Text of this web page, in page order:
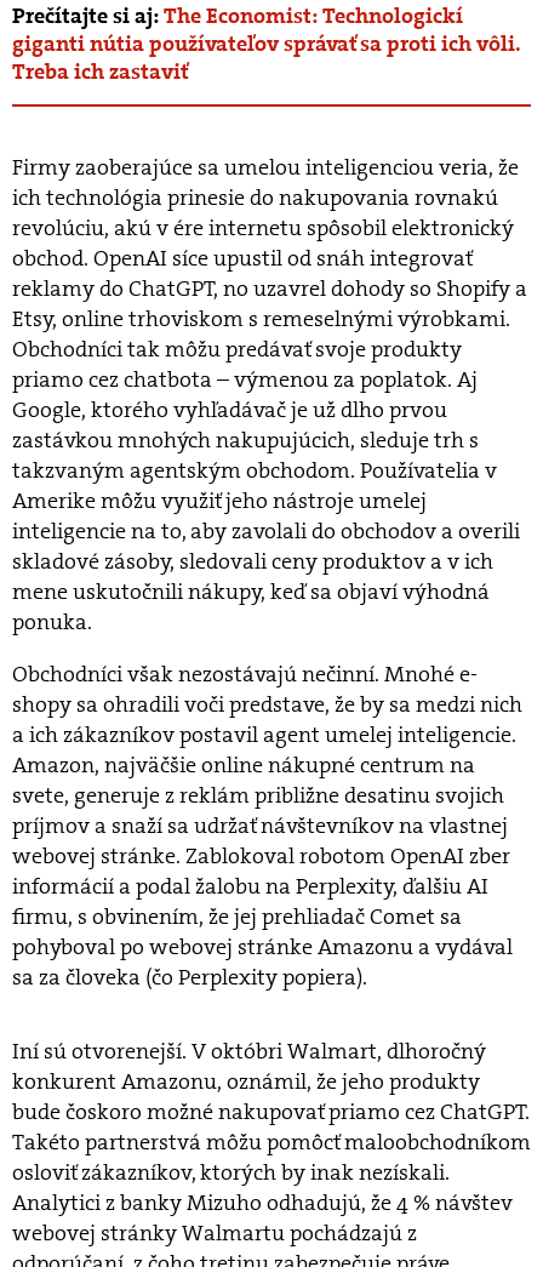
Prečítajte si aj:The Economist: Technologickí
giganti nútia používateľov správať sa proti ich vôli.
Treba ich zastaviť
Firmy zaoberajúce sa umelou inteligenciou veria, že
ich technológia prinesie do nakupovania rovnakú
revolúciu, akú v ére internetu spôsobil elektronický
obchod. OpenAI síce upustil od snáh integrovať
reklamy do ChatGPT, no uzavrel dohody so Shopify a
Etsy, online trhoviskom s remeselnými výrobkami.
Obchodníci tak môžu predávať svoje produkty
priamo cez chatbota – výmenou za poplatok. Aj
Google, ktorého vyhľadávač je už dlho prvou
zastávkou mnohých nakupujúcich, sleduje trh s
takzvaným agentským obchodom. Používatelia v
Amerike môžu využiť jeho nástroje umelej
inteligencie na to, aby zavolali do obchodov a overili
skladové zásoby, sledovali ceny produktov a v ich
mene uskutočnili nákupy, keď sa objaví výhodná
ponuka.
Obchodníci však nezostávajú nečinní. Mnohé e-
shopy sa ohradili voči predstave, že by sa medzi nich
a ich zákazníkov postavil agent umelej inteligencie.
Amazon, najväčšie online nákupné centrum na
svete, generuje z reklám približne desatinu svojich
príjmov a snaží sa udržať návštevníkov na vlastnej
webovej stránke. Zablokoval robotom OpenAI zber
informácií a podal žalobu na Perplexity, ďalšiu AI
firmu, s obvinením, že jej prehliadač Comet sa
pohyboval po webovej stránke Amazonu a vydával
sa za človeka (čo Perplexity popiera).
Iní sú otvorenejší. V októbri Walmart, dlhoročný
konkurent Amazonu, oznámil, že jeho produkty
bude čoskoro možné nakupovať priamo cez ChatGPT.
Takéto partnerstvá môžu pomôcť maloobchodníkom
osloviť zákazníkov, ktorých by inak nezískali.
Analytici z banky Mizuho odhadujú, že 4 % návštev
webovej stránky Walmartu pochádzajú z